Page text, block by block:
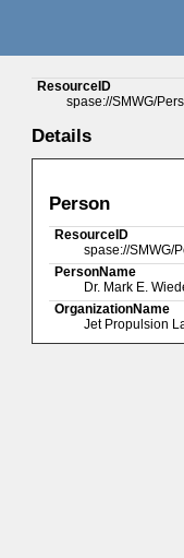
ResourceID
spase://SMWG/
Details
Person
ResourceID
spase://SMWG/
PersonName
Dr. Mark E.
OrganizationName
Jet Propulsion